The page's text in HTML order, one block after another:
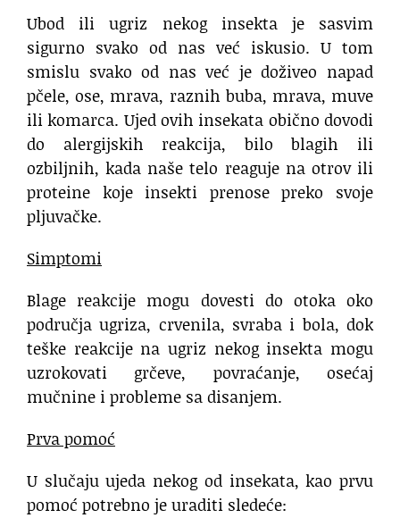
Ubod ili ugriz nekog insekta je sasvim
sigurno svako od nas već iskusio. U tom
smislu svako od nas već je doživeo napad
pčele, ose, mrava, raznih buba, mrava, muve
ili komarca. Ujed ovih insekata obično dovodi
do alergijskih reakcija, bilo blagih ili
ozbiljnih, kada naše telo reaguje na otrov ili
proteine koje insekti prenose preko svoje
pljuvačke.
Simptomi
Blage reakcije mogu dovesti do otoka oko
područja ugriza, crvenila, svraba i bola, dok
teške reakcije na ugriz nekog insekta mogu
uzrokovati grčeve, povraćanje, osećaj
mučnine i probleme sa disanjem.
Prva pomoć
U slučaju ujeda nekog od insekata, kao prvu
pomoć potrebno je uraditi sledeće: